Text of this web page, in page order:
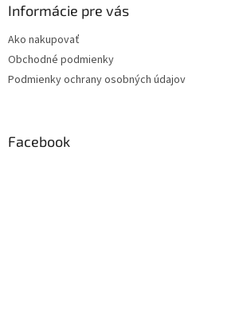
Informácie pre vás
Ako nakupovať
Obchodné podmienky
Podmienky ochrany osobných údajov
Facebook